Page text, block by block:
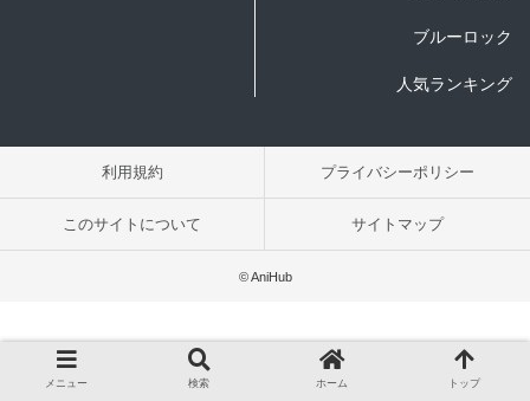
ブルーロック
人気ランキング
利用規約 プライバシーポリシー
このサイトについて サイトマップ
© AniHub
メニュー 検索 ホーム トップ